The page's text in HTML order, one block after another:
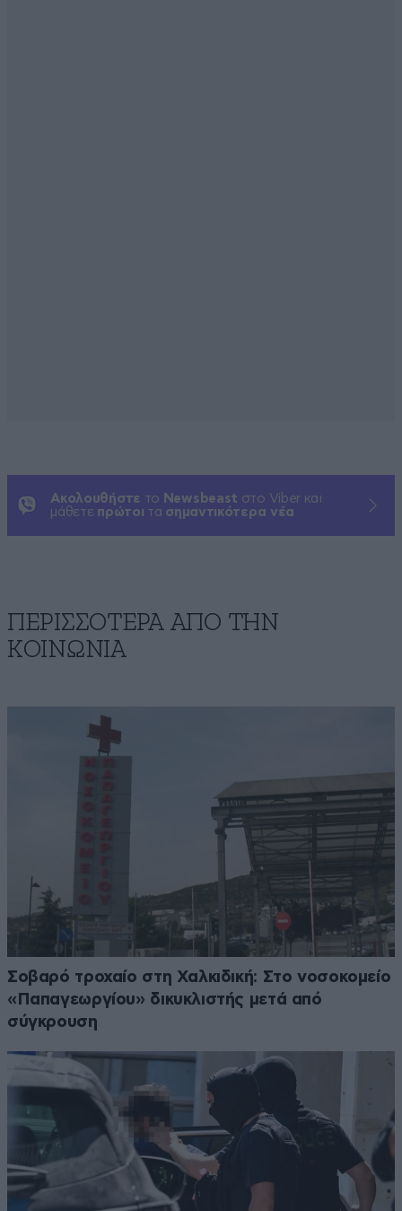
Ακολουθήστε το Newsbeast στο Viber και
μάθετε πρώτοι τα σημαντικότερα νέα
ΠΕΡΙΣΣΟΤΕΡΑ ΑΠΟ ΤΗΝ
ΚΟΙΝΩΝΙΑ
Σοβαρό τροχαίο στη Χαλκιδική: Στο νοσοκομείο
«Παπαγεωργίου» δικυκλιστής μετά από
σύγκρουση